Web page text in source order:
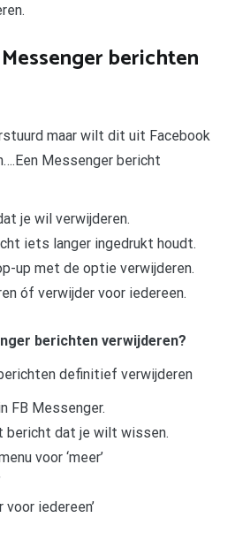
berichten
maar wilt dit uit Facebook
Messenger bericht
je wil verwijderen.
iets langer ingedrukt houdt.
up met de optie verwijderen.
óf verwijder voor iedereen.
berichten verwijderen?
definitief verwijderen
FB Messenger.
bericht dat je wilt wissen.
voor ‘meer’
voor iedereen’